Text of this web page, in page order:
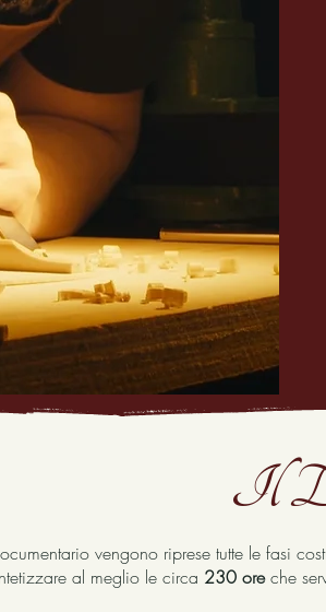
Il
vengono riprese tutte le fasi
al meglio le circa 230 oreche